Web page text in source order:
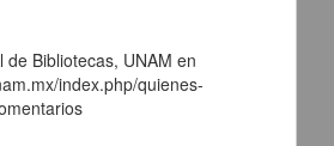
simulado simultaneo en lineas
de Bibliotecas, UNAM en
index.php/quienes-